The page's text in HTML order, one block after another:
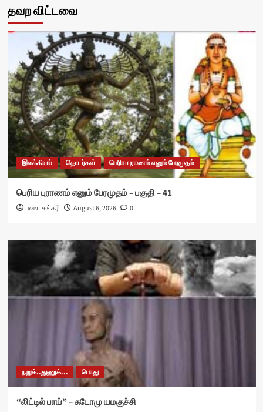
தவற விட்டவை
இலக்கியம் தொடர்கள் பெரிய புராணம் எனும் பேரமுதம்
பெரிய புராணம் எனும் பேரமுதம் – பகுதி – 41
பவள சங்கரி August 6, 2026 0
நறுக்..துணுக்... பொது
“லிட்டில் பாய்” – சுடோமு யமகுச்சி